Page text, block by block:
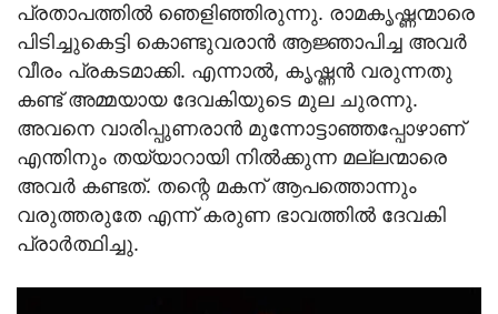
പ്രതാപത്തില്‍ ഞെളിഞ്ഞിരുന്നു. രാമകൃഷ്ണന്മാരെ
പിടിച്ചുകെട്ടി കൊണ്ടുവരാന്‍ ആജ്ഞാപിച്ച അവര്‍
വീരം പ്രകടമാക്കി. എന്നാല്‍, കൃഷ്ണന്‍ വരുന്നതു
കണ്ട് അമ്മയായ ദേവകിയുടെ മുല ചുരന്നു.
അവനെ വാരിപ്പുണരാന്‍ മുന്നോട്ടാഞ്ഞപ്പോഴാണ്
എന്തിനും തയ്യാറായി നില്‍ക്കുന്ന മല്ലന്മാരെ
അവര്‍ കണ്ടത്. തന്റെ മകന് ആപത്തൊന്നും
വരുത്തരുതേ എന്ന് കരുണ ഭാവത്തില്‍ ദേവകി
പ്രാര്‍ത്ഥിച്ചു.